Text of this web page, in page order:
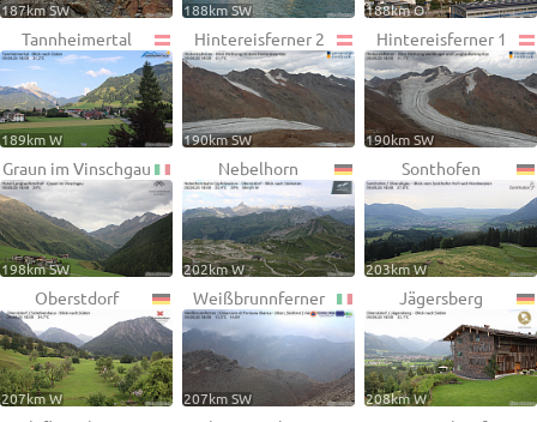
187km SW 188km SW 188km O
Tannheimertal
189km W
Hintereisferner 2
190km SW
Hintereisferner 1
190km SW
Graun im Vinschgau
198km SW
Nebelhorn
202km W
Sonthofen
203km W
Oberstdorf
207km W
Weißbrunnferner
207km SW
Jägersberg
208km W